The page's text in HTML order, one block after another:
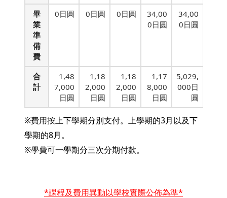
畢
業
準
備
費
0日圓 0日圓 0日圓
34,00
0日圓
34,00
0日圓
合
計
1,48
7,000
日圓
1,18
2,000
日圓
1,18
2,000
日圓
1,17
8,000
日圓
5,029,
000日
圓
※費用按上下學期分別支付。上學期的3月以及下
學期的8月。
※學費可一學期分三次分期付款。
*課程及費用異動以學校實際公佈為準*